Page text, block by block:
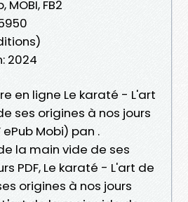
FB2
2024
en ligne Le karaté - L'art
ses origines à nos jours
Mobi) pan .
la main vide de ses
PDF, Le karaté - L'art de
origines à nos jours